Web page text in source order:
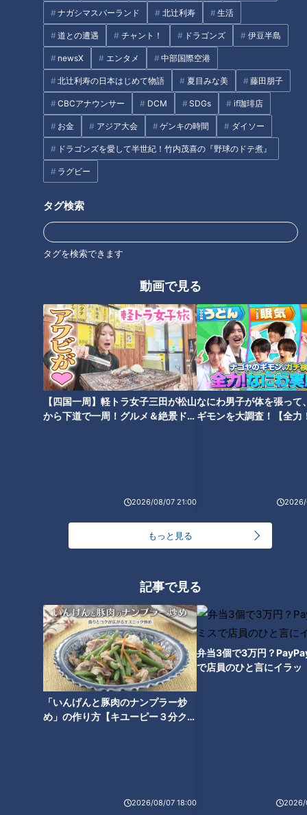
ナガシマスパーランド 北辻利寿 生活
道との遭遇 チャント！ ドラゴンズ 伊豆半島
newsX エンタメ 中部国際空港
北辻利寿の日本はじめて物語 夏目みな美 藤田朋子
CBCアナウンサー DCM SDGs if珈琲店
お金 アジア大会 ゲンキの時間 ダイソー
ドラゴンズを愛して半世紀！竹内茂喜の『野球のドテ煮』
ラグビー
タグ検索
タグを検索できます
動画で見る
【四国一周】軽トラ女子三田が松山
から下道で一周！グルメ＆絶景ドラ
2026/08/07 21:00
なにわ男子が体を張って
ギモンを大調査！【全力
2026/
もっと見る
記事で見る
「いんげんと豚肉のナンプラー炒
め」の作り方【キユーピー３分クッ
2026/08/07 18:00
弁当3個で3万円？
で店員のひと言にイラッ
2026/
のテキストをより速く正確に打てた方が勝ちです。
いざ、タイピング対決がスタート！ ゲームプログラミング歴
20年の野田は好調な滑り出しですが、ナンバーワン生徒はそ
れを余裕で上回る驚異の速さ。しかも、正確です。生徒が2分
13秒で打ち終えたのに対し、野田が3分8秒。タイムに差が付
いたものの、なかなかの健闘です。
CBCテレビ『チャント！』マヂ学校に向かいます
かわって村上が、電卓計算でクラストップの生徒と対決！ 8
桁から10桁の見取り算で勝負です。足し算だけでなく、引き算
も入っているため間違えやすいですが、村上も正解。しかし、
タイムは54秒。生徒は24秒と倍以上の差となりました。
CBCテレビ『チャント！』マヂ学校に向かいます
日々、正確さやスピードなどを身に付け、情報処理について学
ぶ生徒たち。今回、3年生が授業の一環で、『高校生が使いた
くなる手帳』を二人一組で考えました。名古屋市にある“伊藤
手帳株式会社”にプレゼンテーションをして、選ばれた手帳は
実際に販売される取り組みです。